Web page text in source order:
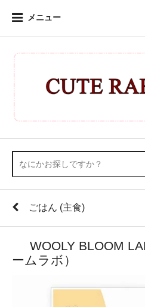
メニュー
ごはん (主食)
WOOLY BLOOM
ームラボ）